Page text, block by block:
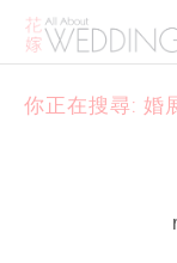
你正在搜尋: 婚